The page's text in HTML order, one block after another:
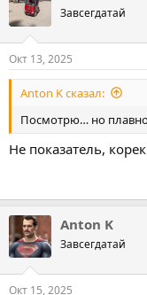
Завсегдатай
Окт 13, 2025
Anton K сказал:
Посмотрю… но
Не показатель,
Anton K
Завсегдатай
Окт 15, 2025